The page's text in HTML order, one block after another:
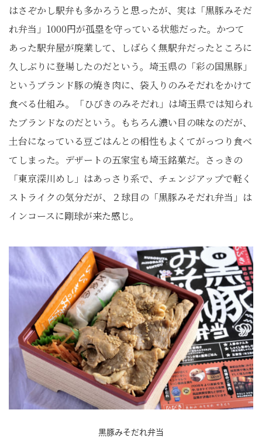
はさぞかし駅弁も多かろうと思ったが、実は「黒豚みそだ
れ弁当」1000円が孤塁を守っている状態だった。かつて
あった駅弁屋が廃業して、しばらく無駅弁だったところに
久しぶりに登場したのだという。埼玉県の「彩の国黒豚」
というブランド豚の焼き肉に、袋入りのみそだれをかけて
食べる仕組み。「ひびきのみそだれ」は埼玉県では知られ
たブランドなのだという。もちろん濃い目の味なのだが、
土台になっている豆ごはんとの相性もよくてがっつり食べ
てしまった。デザートの五家宝も埼玉銘菓だ。さっきの
「東京深川めし」はあっさり系で、チェンジアップで軽く
ストライクの気分だが、２球目の「黒豚みそだれ弁当」は
インコースに剛球が来た感じ。
黒豚みそだれ弁当